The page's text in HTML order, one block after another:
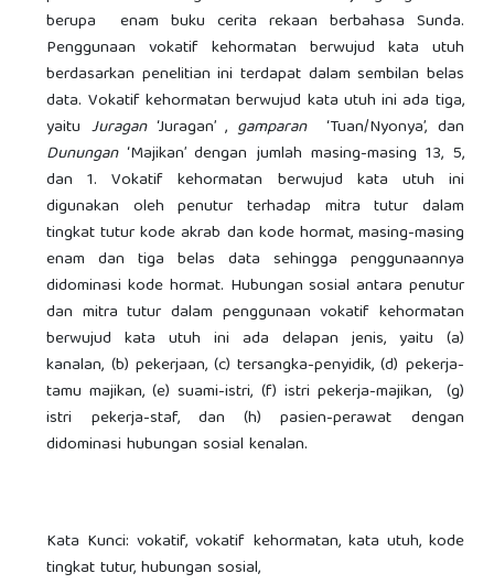
berupa enam buku cerita rekaan berbahasa Sunda.
Penggunaan vokatif kehormatan berwujud kata utuh
berdasarkan penelitian ini terdapat dalam sembilan belas
data. Vokatif kehormatan berwujud kata utuh ini ada tiga,
yaitu Juragan ‘Juragan’ ,gamparan
‘Tuan/Nyonya’, dan
Dunungan‘Majikan’ dengan jumlah masing-masing 13, 5,
dan 1. Vokatif kehormatan berwujud kata utuh ini
digunakan oleh penutur terhadap mitra tutur dalam
tingkat tutur kode akrab dan kode hormat, masing-masing
enam dan tiga belas data sehingga penggunaannya
didominasi kode hormat. Hubungan sosial antara penutur
dan mitra tutur dalam penggunaan vokatif kehormatan
berwujud kata utuh ini ada delapan jenis, yaitu (a)
kanalan, (b) pekerjaan, (c) tersangka-penyidik, (d) pekerja-
tamu majikan, (e) suami-istri, (f) istri pekerja-majikan, (g)
istri pekerja-staf, dan (h) pasien-perawat dengan
didominasi hubungan sosial kenalan.
Kata Kunci: vokatif, vokatif kehormatan, kata utuh, kode
tingkat tutur, hubungan sosial,